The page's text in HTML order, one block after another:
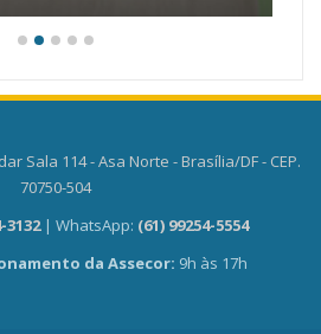
Sala 114 - Asa Norte - Brasília/DF - CEP.
70750-504
3132 | WhatsApp: (61) 99254-5554
da Assecor: 9h às 17h